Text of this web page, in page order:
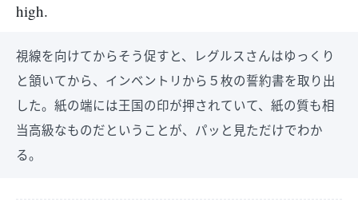
high.
視線を向けてからそう促すと、レグルスさんはゆっくり
と頷いてから、インベントリから５枚の誓約書を取り出
した。紙の端には王国の印が押されていて、紙の質も相
当高級なものだということが、パッと見ただけでわか
る。